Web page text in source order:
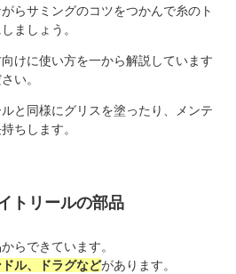
らサミングのコツをつかんで糸のト
ましょう。
けに使い方を一から解説しています
い。
と同様にグリスを塗ったり、メンテ
ちします。
トリールの部品
らできています。
ル、ドラグなどがあります。